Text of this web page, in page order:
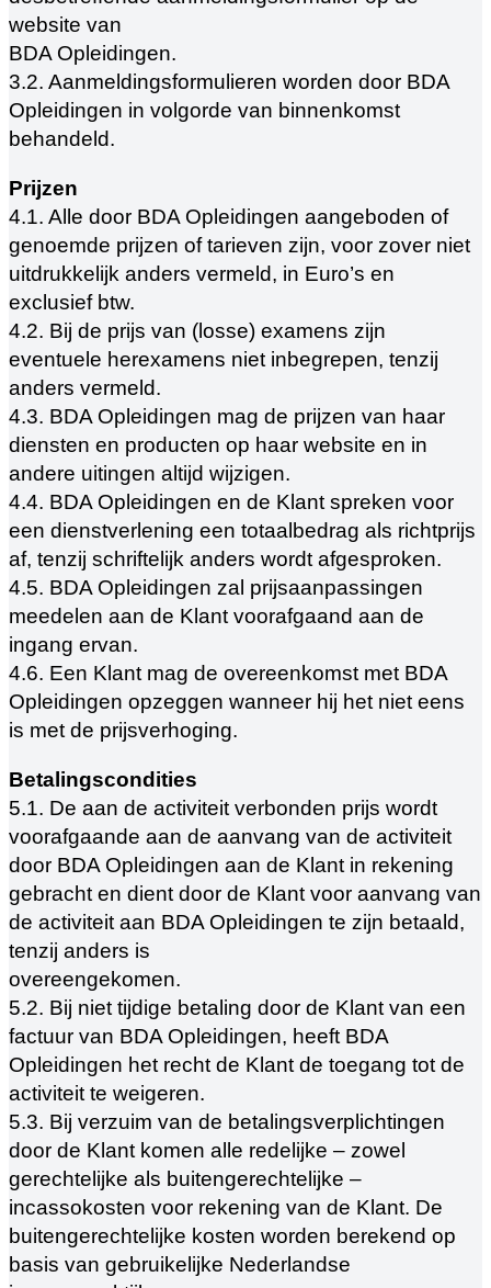
website van
BDA Opleidingen.
3.2. Aanmeldingsformulieren worden door BDA
Opleidingen in volgorde van binnenkomst
behandeld.
Prijzen
4.1. Alle door BDA Opleidingen aangeboden of
genoemde prijzen of tarieven zijn, voor zover niet
uitdrukkelijk anders vermeld, in Euro’s en
exclusief btw.
4.2. Bij de prijs van (losse) examens zijn
eventuele herexamens niet inbegrepen, tenzij
anders vermeld.
4.3. BDA Opleidingen mag de prijzen van haar
diensten en producten op haar website en in
andere uitingen altijd wijzigen.
4.4. BDA Opleidingen en de Klant spreken voor
een dienstverlening een totaalbedrag als richtprijs
af, tenzij schriftelijk anders wordt afgesproken.
4.5. BDA Opleidingen zal prijsaanpassingen
meedelen aan de Klant voorafgaand aan de
ingang ervan.
4.6. Een Klant mag de overeenkomst met BDA
Opleidingen opzeggen wanneer hij het niet eens
is met de prijsverhoging.
Betalingscondities
5.1. De aan de activiteit verbonden prijs wordt
voorafgaande aan de aanvang van de activiteit
door BDA Opleidingen aan de Klant in rekening
gebracht en dient door de Klant voor aanvang van
de activiteit aan BDA Opleidingen te zijn betaald,
tenzij anders is
overeengekomen.
5.2. Bij niet tijdige betaling door de Klant van een
factuur van BDA Opleidingen, heeft BDA
Opleidingen het recht de Klant de toegang tot de
activiteit te weigeren.
5.3. Bij verzuim van de betalingsverplichtingen
door de Klant komen alle redelijke – zowel
gerechtelijke als buitengerechtelijke –
incassokosten voor rekening van de Klant. De
buitengerechtelijke kosten worden berekend op
basis van gebruikelijke Nederlandse